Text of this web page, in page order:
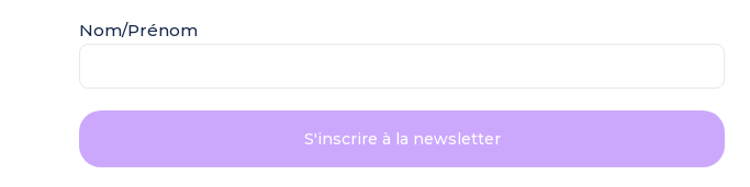
Nom/Prénom